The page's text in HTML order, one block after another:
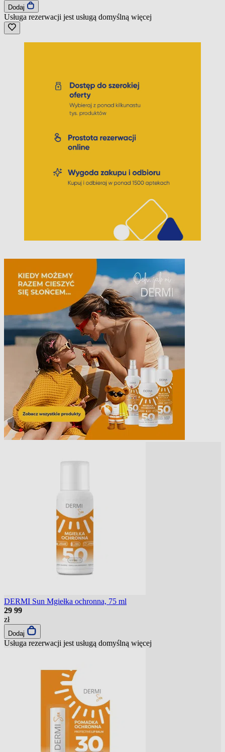
Dodaj
Usługa rezerwacji jest usługą domyślną więcej
DERMI Sun Mgiełka ochronna, 75 ml
29 99
zł
Dodaj
Usługa rezerwacji jest usługą domyślną więcej